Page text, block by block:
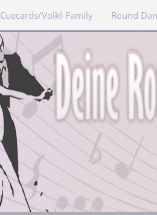
Cuecards/Völkl-Family Round